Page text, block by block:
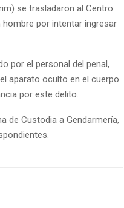
se trasladaron al Centro
por intentar ingresar
por el personal del penal,
aparato oculto en el cuerpo
por este delito.
de Custodia a Gendarmería,